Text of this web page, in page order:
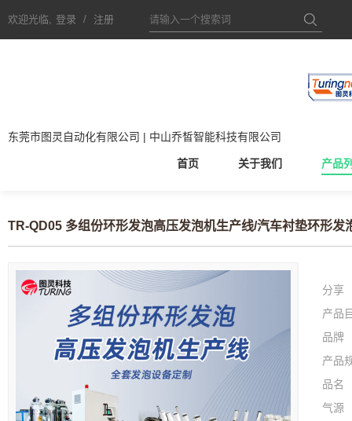
欢迎光临, 登录 / 注册
东莞市图灵自动化有限公司 | 中山乔皙智能科技有限公司
首页 关于我们 产品
TR-QD05 多组份环形发泡高压发泡机生产线/汽车衬垫环形发
分享
产品
品牌
产品
品名
气源